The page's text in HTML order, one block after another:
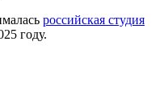
российская студия
году.